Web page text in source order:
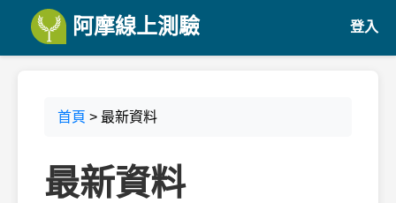
阿摩線上測驗 登入
首頁 > 最新資料
最新資料